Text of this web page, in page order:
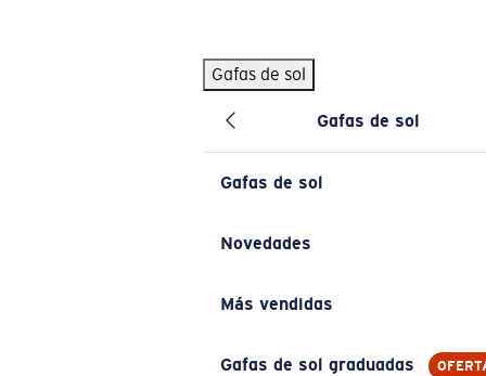
Gafas de sol
Gafas de sol
Gafas de sol
Novedades
Más vendidas
Gafas de sol graduadas
BÚSQUEDAS POPULARES
Pilothouse PRO Limited Edition Pack Exclusivo
Gafas de sol personalizadas
Los más vendidos de gafas de sol